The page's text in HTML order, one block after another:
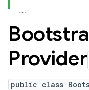
Provider
public class